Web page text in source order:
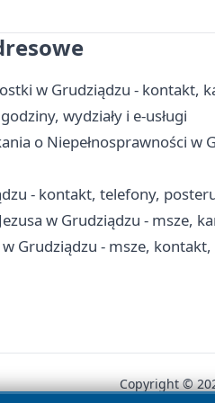
w Grudziądzu - kontakt,
wydziały i e-usługi
o Niepełnosprawności w
- kontakt, telefony,
w Grudziądzu - msze,
Grudziądzu - msze,
Copyright ©